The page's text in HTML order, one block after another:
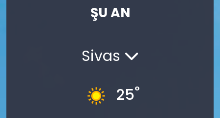
ŞU AN
Sivas
25°